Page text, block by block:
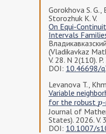
Gorokhova S. G.,
Storozhuk K. V.
On Equi-
Intervals
(Vladikavkaz
V. 28. N 2(110).
DOI: 10.46698/
Levanova T.,
Variable
for the robust p
p
Journal of
States). 2026. V.
DOI: 10.1007/